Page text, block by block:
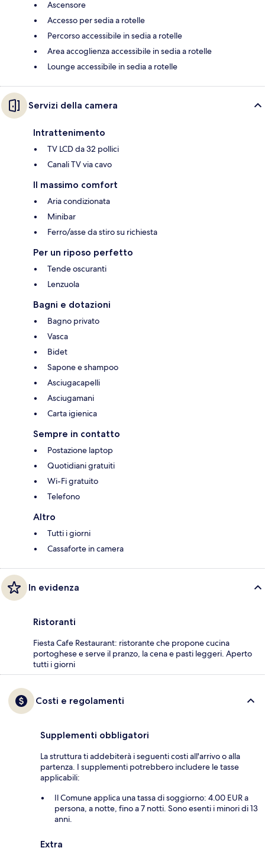
Ascensore
Accesso per sedia a rotelle
Percorso accessibile in sedia a rotelle
Area accoglienza accessibile in sedia a rotelle
Lounge accessibile in sedia a rotelle
Servizi della camera
Intrattenimento
TV LCD da 32 pollici
Canali TV via cavo
Il massimo comfort
Aria condizionata
Minibar
Ferro/asse da stiro su richiesta
Per un riposo perfetto
Tende oscuranti
Lenzuola
Bagni e dotazioni
Bagno privato
Vasca
Bidet
Sapone e shampoo
Asciugacapelli
Asciugamani
Carta igienica
Sempre in contatto
Postazione laptop
Quotidiani gratuiti
Wi-Fi gratuito
Telefono
Altro
Tutti i giorni
Cassaforte in camera
In evidenza
Ristoranti
Fiesta Cafe Restaurant: ristorante che propone cucina
portoghese e serve il pranzo, la cena e pasti leggeri. Aperto
tutti i giorni
Costi e regolamenti
Supplementi obbligatori
La struttura ti addebiterà i seguenti costi all'arrivo o alla
partenza. I supplementi potrebbero includere le tasse
applicabili:
Il Comune applica una tassa di soggiorno: 4.00 EUR a
persona, a notte, fino a 7 notti. Sono esenti i minori di 13
anni.
Extra